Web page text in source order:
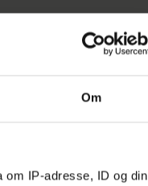
Om
om IP-adresse, ID og din